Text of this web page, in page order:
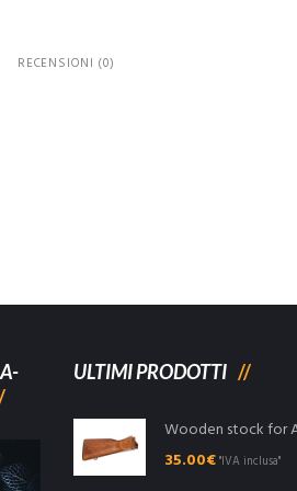
RECENSIONI (0)
ULTIMI PRODOTTI
Wooden stock for
35.00€"IVA inclusa"